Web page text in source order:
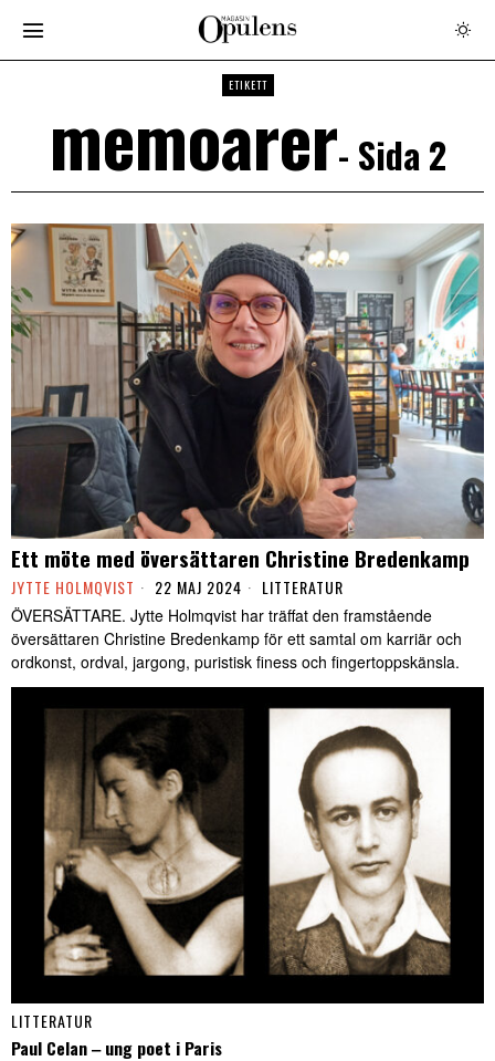
ETIKETT
memoarer- Sida 2
Ett möte med översättaren Christine Bredenkamp
JYTTE HOLMQVIST 22 MAJ 2024 LITTERATUR
ÖVERSÄTTARE. Jytte Holmqvist har träffat den framstående
översättaren Christine Bredenkamp för ett samtal om karriär och
ordkonst, ordval, jargong, puristisk finess och fingertoppskänsla.
LITTERATUR
Paul Celan ‒ ung poet i Paris